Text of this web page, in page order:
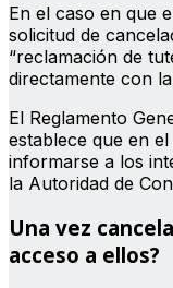
En el caso en que
solicitud de
“reclamación de
directamente con
El Reglamento
establece que en
informarse a los
la Autoridad de
Una vez
acceso a ellos?